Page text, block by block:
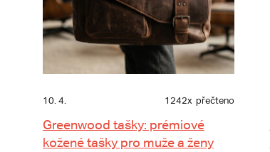
10. 4. 1242x přečteno
Greenwood tašky: prémiové
kožené tašky pro muže a ženy